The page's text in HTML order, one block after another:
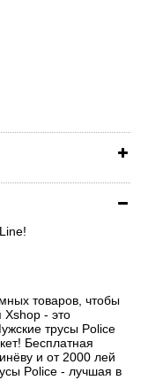
товаров, чтобы
Xshop - это
трусы Police
Бесплатная
и от 2000 лей
Police - лучшая в